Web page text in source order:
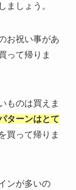
ましょう。
お祝い事があ
って帰りま
ものは買えま
ターンはとて
買って帰りま
ンが多いの